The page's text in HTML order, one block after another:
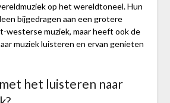
op het wereldtoneel. Hun
bijgedragen aan een grotere
westerse muziek, maar heeft ook de
muziek luisteren en ervan genieten
het luisteren naar